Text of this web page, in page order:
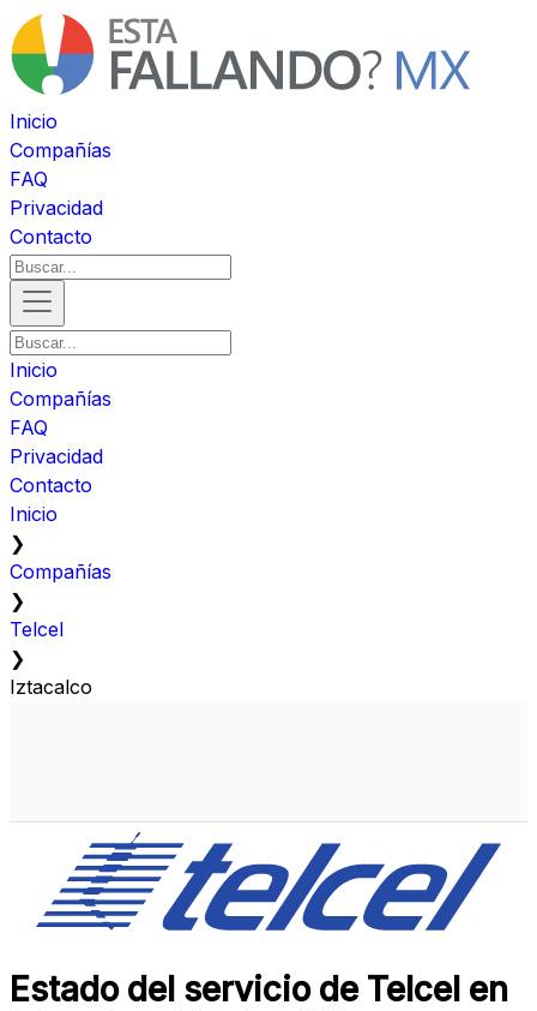
Inicio
Compañías
FAQ
Privacidad
Contacto
Inicio
Compañías
FAQ
Privacidad
Contacto
Inicio
❯
Compañías
❯
Telcel
❯
Iztacalco
Estado del servicio de Telcel en